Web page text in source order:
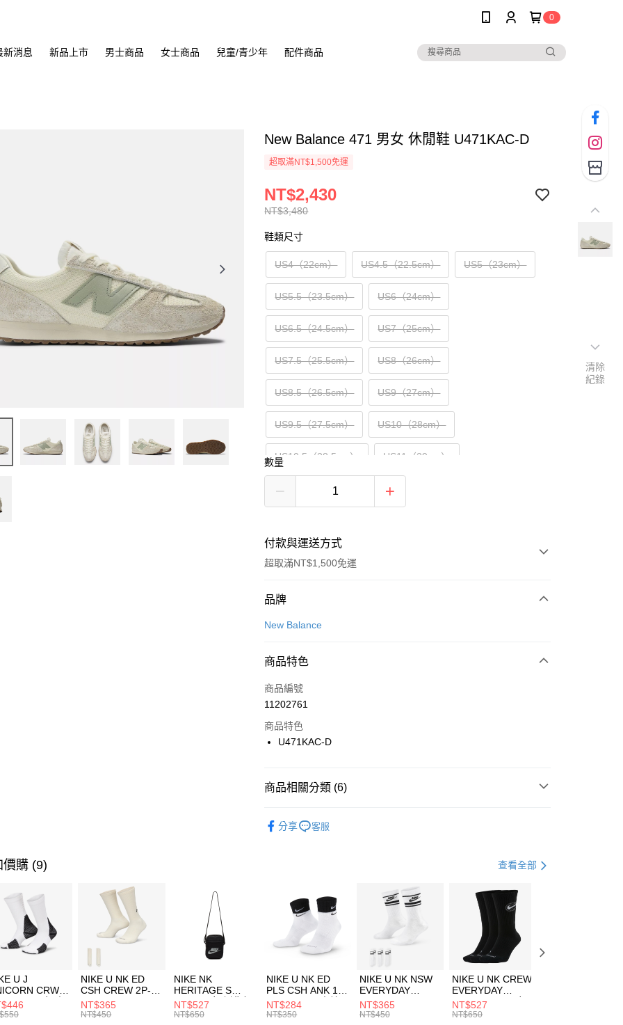
0
新消息 新品上市 男士商品 女士商品 兒童/青少年 配件商品
New Balance 471 男女 休閒鞋 U471KAC-D
超取滿NT$1,500免運
NT$3,480
NT$2,430
鞋類尺寸
US4（22cm） US4.5（22.5cm） US5（23cm）
US5.5（23.5cm） US6（24cm）
US6.5（24.5cm） US7（25cm）
US7.5（25.5cm） US8（26cm）
US8.5（26.5cm） US9（27cm）
US9.5（27.5cm） US10（28cm）
US10.5（28.5cm） US11（29cm）
US12（30cm）
數量
付款與運送方式
超取滿NT$1,500免運
付款方式
信用卡一次付款
合作金庫商業銀行
華南商業銀行
上海商業儲蓄銀行
國泰世華商業銀行
聯邦商業銀行
台新國際商業銀行
LINE Pay
Apple Pay
【關於「AFTEE先享後付」】
３．安心：先確認商品／服務後，再付款。
【「AFTEE先享後付」結帳流程】
１．於結帳方式選擇「AFTEE先享後付」後，將跳轉至「AFTEE先享後
付」結帳頁面，進行簡訊認證並確認金額後，即可完成結帳。
２．訂單成立數日內，您將收到繳費通知簡訊。
３．收到繳費通知簡訊後14天內，點擊此簡訊中的連結，可透過四大超商
／ATM／網路銀行／等多元方式進行付款，方視為交易完成。
※ 請注意：結帳手續完成當下不需立刻繳費，但若您需要取消訂單，請聯
絡購買商品的店家。未經商家同意取消之訂單仍視為有效，需透過AFTEE
先享後付繳納相關費用。
每筆NT$100，滿NT$1,500(含以上)免運費
每筆NT$100，滿NT$1,500(含以上)免運費
付款後門市自取
每筆NT$100，滿NT$1,500(含以上)免運費
品牌
New Balance
商品特色
商品編號
11202761
商品特色
U471KAC-D
商品相關分類 (6)
促銷活動 春日輕出走｜休閒鞋 4折起
促銷活動 兒童/青少年｜鞋服6折起
分享 客服
價購 (9) 查看全部
U J
CRW
-160 男女 中
FZ3393100
NIKE U NK ED
CSH CREW 2P-
144 EMBRDY 男
女 短統襪
NT$365
NT$450
NIKE NK
HERITAGE S
SMIT 男女 側背包
BA5871010
NT$527
NT$650
NIKE U NK ED
PLS CSH ANK 1P
144 DBL 男 中統
襪 DH4058104
NT$284
NT$350
NIKE U NK NSW
EVERYDAY
ESSENTIAL CR
男女 短統襪
NT$365
NT$450
NIKE U NK CREW
EVERYDAY
BBALL 3PR 男女
長統襪
NT$527
NT$650
清除
紀錄